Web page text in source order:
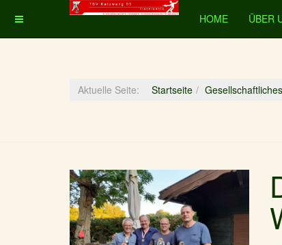
HOME ÜBER
Aktuelle Seite: Startseite Gesellschaftliches